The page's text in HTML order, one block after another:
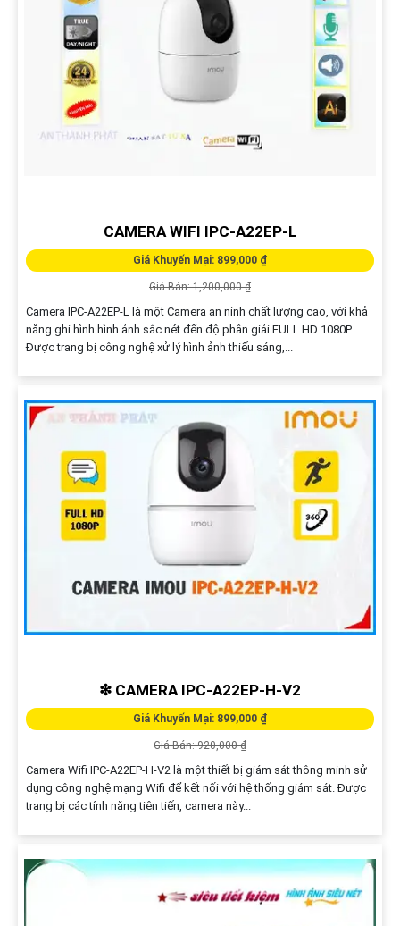
CAMERA WIFI IPC-A22EP-L
Giá Khuyến Mại: 899,000 ₫
Giá Bán: 1,200,000 ₫
Camera IPC-A22EP-L là một Camera an ninh chất lượng cao, với khả
năng ghi hình hình ảnh sắc nét đến độ phân giải FULL HD 1080P.
Được trang bị công nghệ xử lý hình ảnh thiếu sáng,...
❇ CAMERA IPC-A22EP-H-V2
Giá Khuyến Mại: 899,000 ₫
Giá Bán: 920,000 ₫
Camera Wifi IPC-A22EP-H-V2 là một thiết bị giám sát thông minh sử
dụng công nghệ mạng Wifi để kết nối với hệ thống giám sát. Được
trang bị các tính năng tiên tiến, camera này...